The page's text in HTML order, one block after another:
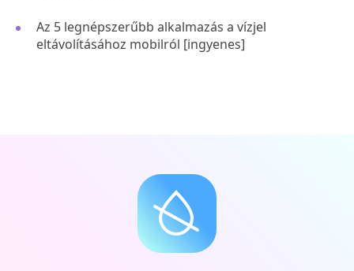
Az 5 legnépszerűbb alkalmazás a vízjel
eltávolításához mobilról [ingyenes]